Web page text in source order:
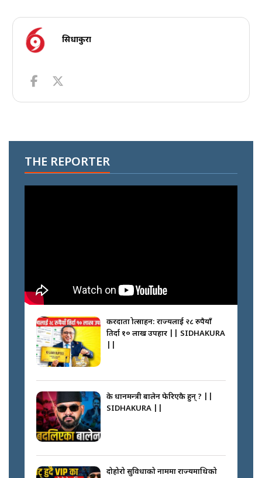
सिधाकुरा
THE REPORTER
करदाता प्रोत्साहन: राज्यलाई २८ रुपैयाँ
तिर्दा १० लाख उपहार || SIDHAKURA
के प्रधानमन्त्री बालेन फेरिएकै हुन् ? ||
SIDHAKURA ||
दोहोरो सुविधाको नाममा राज्यमाथिको